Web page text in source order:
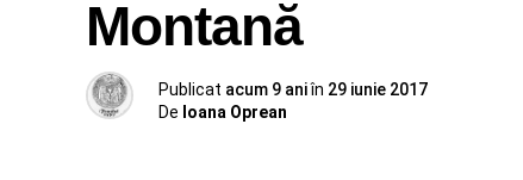
Montană
Publicat acum 9 aniîn 29 iunie 2017
De Ioana Oprean